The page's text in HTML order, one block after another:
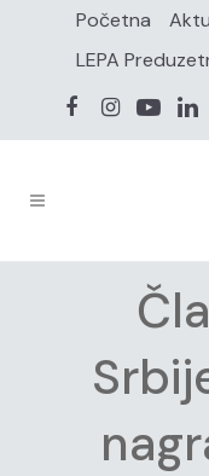
Početna
LEPA